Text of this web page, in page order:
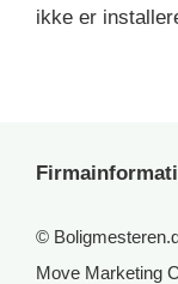
ikke er
©
Move Marketing